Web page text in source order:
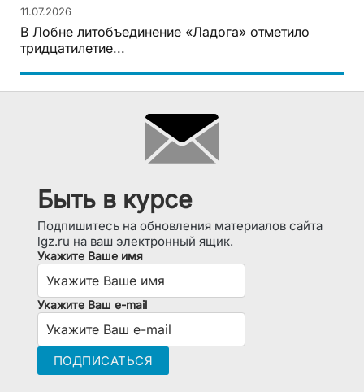
11.07.2026
В Лобне литобъединение «Ладога» отметило
тридцатилетие...
Быть в курсе
Подпишитесь на обновления материалов сайта
lgz.ru на ваш электронный ящик.
Укажите Ваше имя
Укажите Ваш e-mail